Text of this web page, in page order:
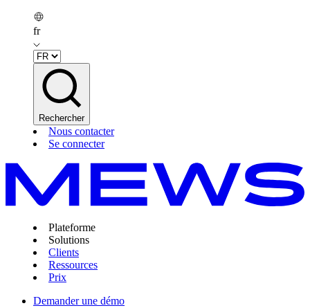
fr
Rechercher
Nous contacter
Se connecter
Plateforme
Solutions
Clients
Ressources
Prix
Demander une démo